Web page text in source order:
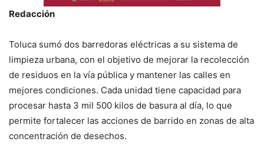
Redacción
Toluca sumó dos barredoras eléctricas a su sistema de
limpieza urbana, con el objetivo de mejorar la recolección
de residuos en la vía pública y mantener las calles en
mejores condiciones. Cada unidad tiene capacidad para
procesar hasta 3 mil 500 kilos de basura al día, lo que
permite fortalecer las acciones de barrido en zonas de alta
concentración de desechos.